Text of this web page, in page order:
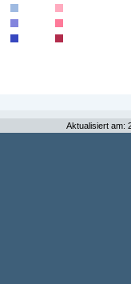
Aktualisiert am: